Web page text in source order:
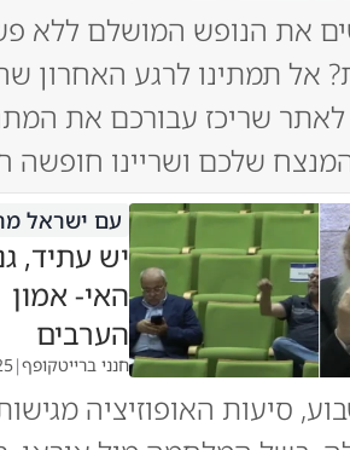
את הנופש המושלם ללא
אל תמתינו לרגע האחרון
לאתר שריכז עבורכם את
שלכם ושריינו חופשה
עם ישראל
יש עתיד,
האי-
הערבים
חנני ברייטקופף|
סיעות האופוזיציה